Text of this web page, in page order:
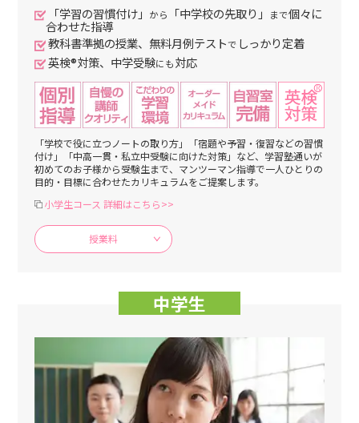
「学習の習慣付け」 から 「中学校の先取り」 まで個々に
合わせた指導
教科書準拠の授業、無料月例テストで しっかり定着
英検®対策、中学受験にも対応
「学校で役に立つノートの取り方」「宿題や予習・復習などの習慣
付け」「中高一貫・私立中受験に向けた対策」など、学習塾通いが
初めてのお子様から受験生まで、マンツーマン指導で一人ひとりの
目的・目標に合わせたカリキュラムをご提案します。
小学生コース 詳細はこちら>>
授業料
中学生